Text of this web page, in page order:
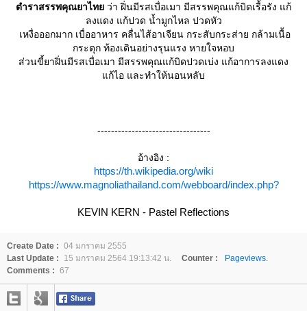
ตำราสรรพคุณยาไท ว่า ฝิ่นมีรสเบื่อเมา มีสรรพคุณแก้บิดเรื้อรัง แก้
ลงแดง แก้ปวด น้ำมูกไหล ปวดหัว
เหงื่อออกมาก เบื่ออาหาร คลื่นไส้อาเจียน กระสับกระส่าย กล้ามเนื้อ
กระตุก ท้องเดินอย่างรุนแรง หายใจหอบ
ส่วนขี้ยาฝิ่นมีรสเบื่อเมา มีสรรพคุณแก้บิดปวดเบ่ง แก้อาการลงแดง
ก้ไอ และทำให้นอนหลับ
---------------------------------
อ้างอิง :
https://th.wikipedia.org/wiki
https://www.magnoliathailand.com/webboard/index.php?
KEVIN KERN - Pastel Reflections
Create Date : 04 มกราคม 2555
Last Update :
15 มกราคม 2564 19:13:42 น. Counter :
Pageviews.
Comments : 67